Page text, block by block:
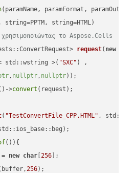
(paramName, paramFormat,
το Aspose.Cells
request( new
std::wstring >(
"SXC" ) ,
, nullptr, nullptr))
>convert
( "TestConvertFile_CPP.HTML" ,
()){
new char [256 ];
256);